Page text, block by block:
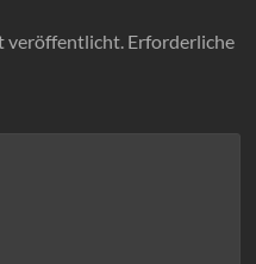
veröffentlicht. Erforderliche